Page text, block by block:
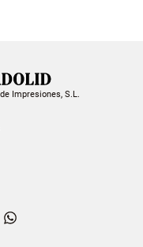
Impresiones, S.L.
Dailymotion